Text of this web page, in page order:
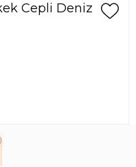
Cepli Deniz